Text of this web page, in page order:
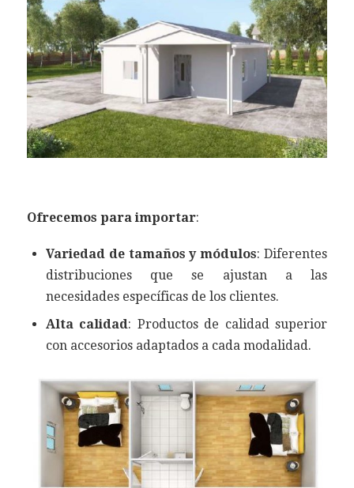
Ofrecemos para importar:
Variedad de tamaños y módulos: Diferentes
distribuciones que se ajustan a las
necesidades específicas de los clientes.
Alta calidad: Productos de calidad superior
con accesorios adaptados a cada modalidad.